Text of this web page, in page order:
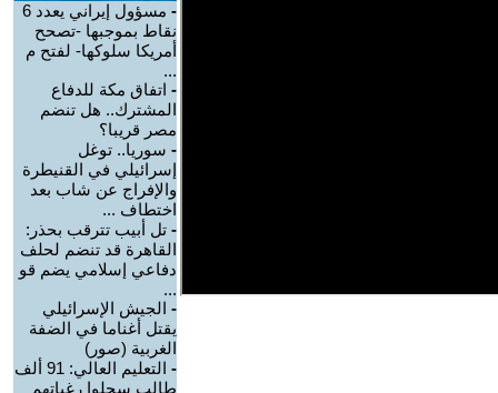
-
مسؤول إيراني يعدد 6
نقاط بموجبها -تصحح
أمريكا سلوكها- لفتح م
...
- اتفاق مكة للدفاع
المشترك.. هل تنضم
مصر قريبا؟
- سوريا.. توغل
إسرائيلي في القنيطرة
والإفراج عن شاب بعد
اختطاف ...
- تل أبيب تترقب بحذر:
القاهرة قد تنضم لحلف
دفاعي إسلامي يضم قو
...
- الجيش الإسرائيلي
يقتل أغناما في الضفة
الغربية (صور)
-
التعليم العالي: 91 ألف
طالب سجلوا رغباتهم